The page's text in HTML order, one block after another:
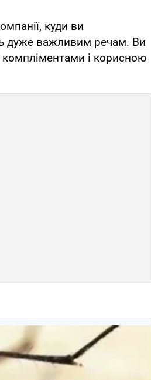
куди ви
дуже важливим речам. Ви
компліментами і корисною